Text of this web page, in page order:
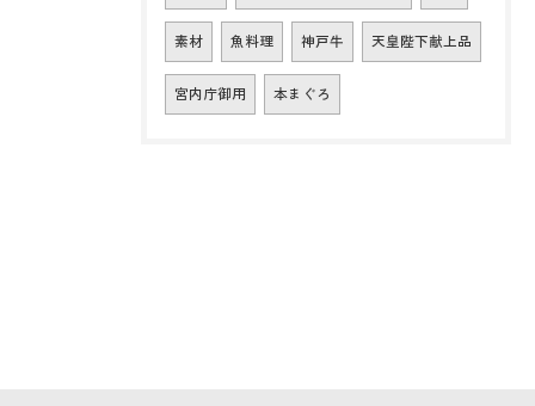
素材 魚料理 神戸牛 天皇陛下献上品
宮内庁御用 本まぐろ